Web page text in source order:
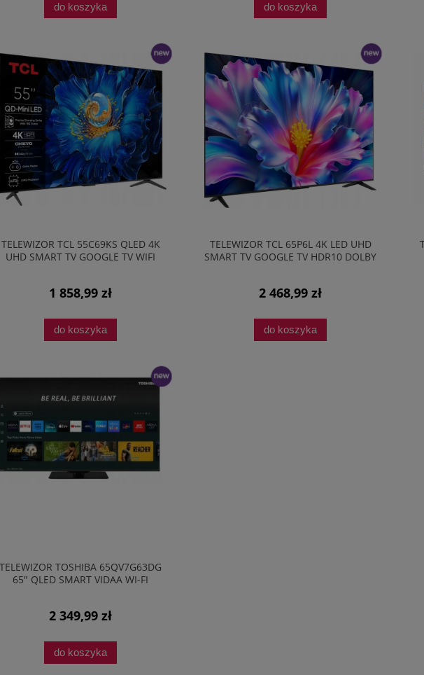
do koszyka do koszyka
TELEWIZOR TCL 55C69KS QLED 4K
UHD SMART TV GOOGLE TV WIFI
1 858,99 zł
do koszyka
nowość
TELEWIZOR TCL 65P6L 4K LED UHD
SMART TV GOOGLE TV HDR10 DOLBY
2 468,99 zł
do koszyka
nowość
TELEWIZOR TOSHIBA 65QV7G63DG
65" QLED SMART VIDAA WI-FI
2 349,99 zł
do koszyka
nowość